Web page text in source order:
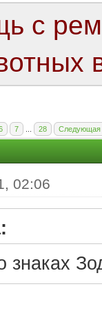
с
7 28 Следующая
02:06
знаках